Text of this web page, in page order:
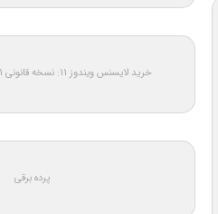
خرید لایسنس ویندوز 11: نسخه قانونی Windows 11 اورجینال
پرده برقی